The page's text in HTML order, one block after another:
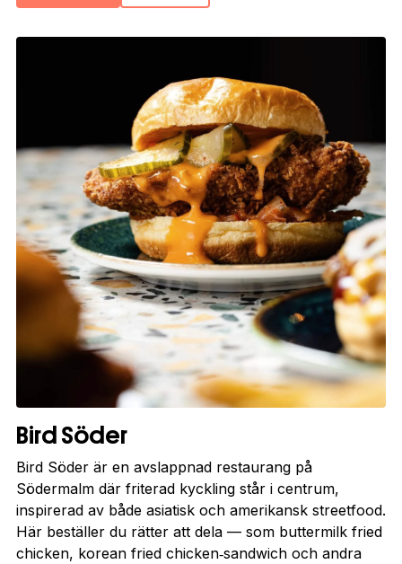
Bird Söder
Bird Söder är en avslappnad restaurang på
Södermalm där friterad kyckling står i centrum,
inspirerad av både asiatisk och amerikansk streetfood.
Här beställer du rätter att dela — som buttermilk fried
chicken, korean fried chicken‑sandwich och andra